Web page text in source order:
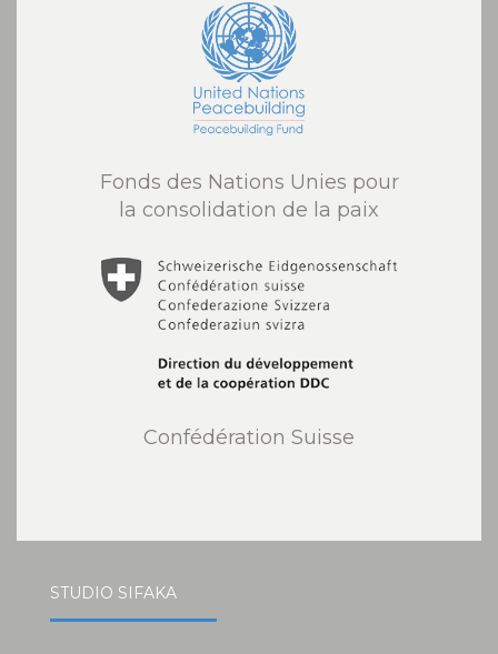
Fonds des Nations Unies pour
la consolidation de la paix
Confédération Suisse
STUDIO SIFAKA